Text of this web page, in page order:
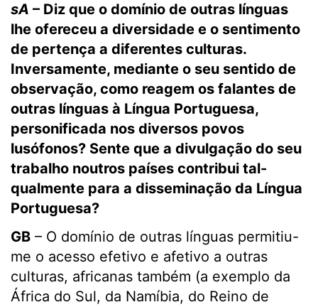
sA – Diz que o domínio de outras línguas
lhe ofereceu a diversidade e o sentimento
de pertença a diferentes culturas.
Inversamente, mediante o seu sentido de
observação, como reagem os falantes de
outras línguas à Língua Portuguesa,
personificada nos diversos povos
lusófonos? Sente que a divulgação do seu
trabalho noutros países contribui tal-
qualmente para a disseminação da Língua
Portuguesa?
GB – O domínio de outras línguas permitiu-
me o acesso efetivo e afetivo a outras
culturas, africanas também (a exemplo da
África do Sul, da Namíbia, do Reino de